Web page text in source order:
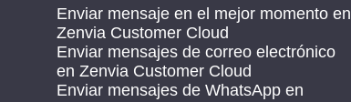
Enviar mensaje en el mejor momento en
Zenvia Customer Cloud
Enviar mensajes de correo electrónico
en Zenvia Customer Cloud
Enviar mensajes de WhatsApp en